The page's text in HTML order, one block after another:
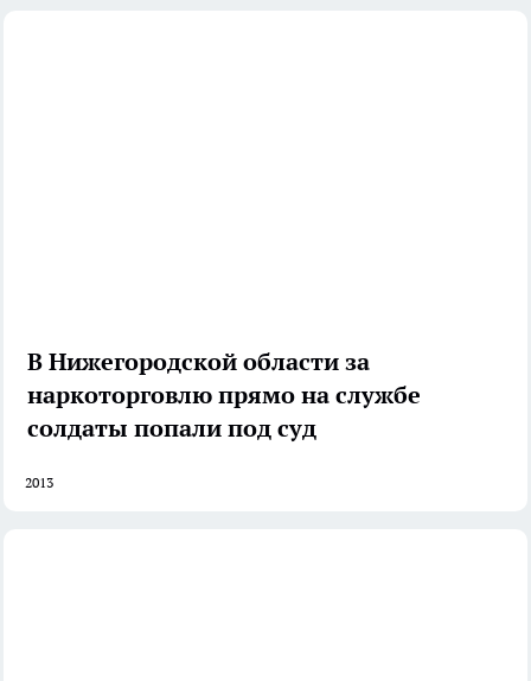
В Нижегородской области за
наркоторговлю прямо на службе
солдаты попали под суд
2013